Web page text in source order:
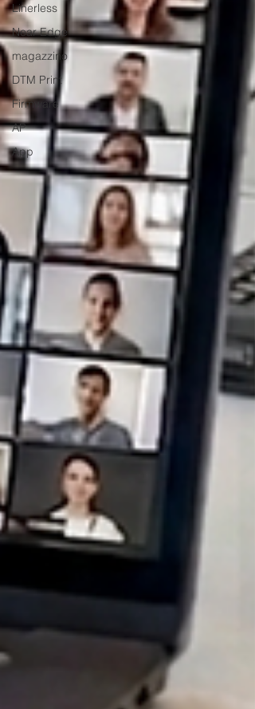
Linerless
Near Edge
magazzino
DTM Print
Firmware
AP
App